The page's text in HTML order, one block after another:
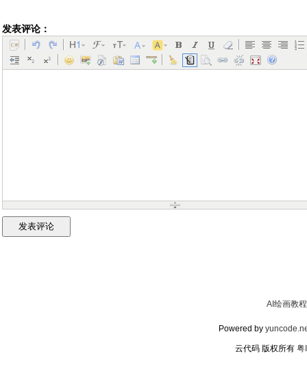
发表评论：
AI绘画教程
Powered by
云代码 版权所有 粤